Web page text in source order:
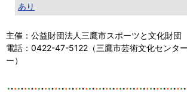
あり
主催：公益財団法人三鷹市スポーツと文化財団
電話：0422-47-5122（三鷹市芸術文化センタ
ー）